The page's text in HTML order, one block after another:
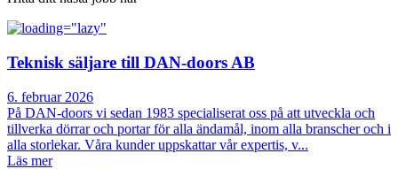
Teknisk säljare till DAN-doors AB
6. februar 2026
På DAN-doors vi sedan 1983 specialiserat oss på att utveckla och
tillverka dörrar och portar för alla ändamål, inom alla branscher och i
alla storlekar. Våra kunder uppskattar vår expertis, v...
Läs mer